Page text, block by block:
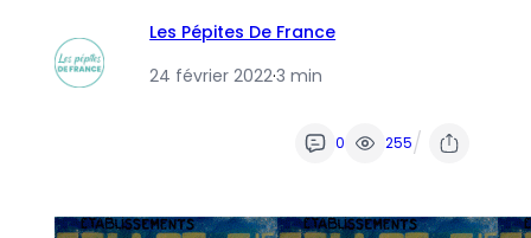
Les Pépites De France
24 février 2022·3 min
0 255/